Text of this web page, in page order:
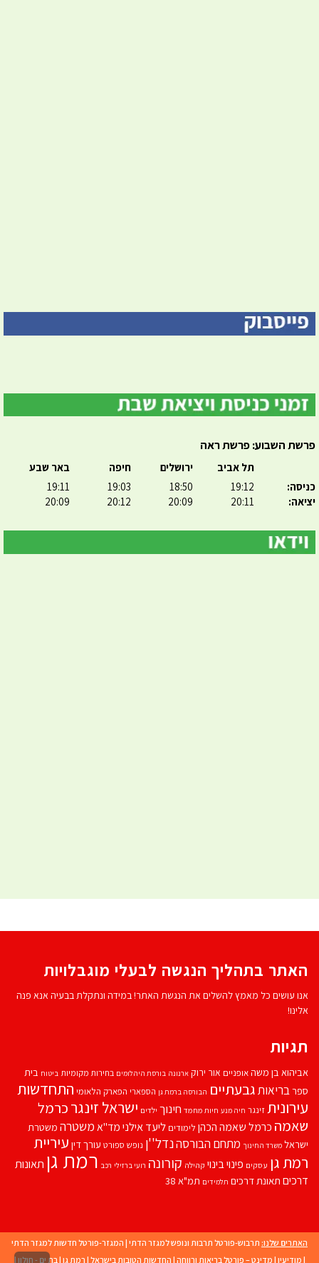
פרשת השבוע: פרשת ראה
כניסה:
יציאה:
תל אביב
19:12
20:11
ירושלים
18:50
20:09
חיפה
19:03
20:12
באר שבע
19:11
20:09
האתר בתהליך הנגשה לבעלי מוגבלויות
אנו עושים כל מאמץ להשלים את הנגשת האתר! במידה ונתקלת בבעיה אנא פנה
אלינו!
תגיות
אביהוא בן משהאופניים אור ירוק ארנונה בורסת היהלומים בחירות מקומיות ביטוח בית
ספרבריאותגבעתיים הבורסה ברמת גן הספארי הפארק הלאומי התחדשות
עירונית זינגר חיה מנע חיות מחמד חינוך ילדים ישראל זינגרכרמל
שאמה כרמל שאמה הכהן לימודים ליעד אילנימד''אמשטרה משטרת
ישראל משרד החינוך מתחם הבורסהנדל''ן נופש ספורט עורך דין עיריית
רמת גן עסקים פינוי בינוי קהילה קורונה רועי ברזילי רכב רמת גן תאונות
דרכים תאונת דרכים תלמידים תמ"א 38
האתרים שלנו: תרבוש-פורטל תרבות ונופש למגזר הדתי | המגזר-פורטל חדשות למגזר הדתי
| מודיעין | מדינט – פורטל בריאות ורווחה | החדשות הטובות בישראל | רמת גן | בת ים - חולון |